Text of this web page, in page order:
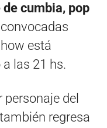
cumbia, pop
está
las 21 hs.
personaje del
regresa